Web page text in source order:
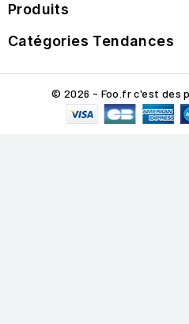
Produits
Catégories Tendances
© 2026 - Foo.fr c'est des